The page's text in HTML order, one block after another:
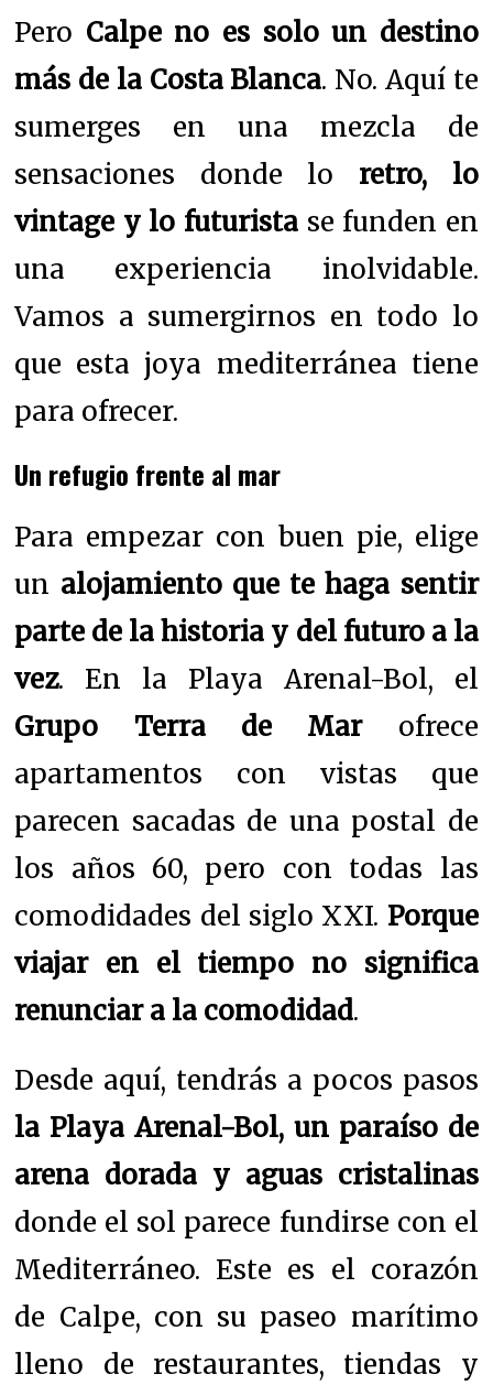
Pero Calpe no es solo un destino
más de la Costa Blanca. No. Aquí te
sumerges en una mezcla de
sensaciones donde lo retro, lo
vintage y lo futurista se funden en
una experiencia inolvidable.
Vamos a sumergirnos en todo lo
que esta joya mediterránea tiene
para ofrecer.
Un refugio frente al mar
Para empezar con buen pie, elige
un alojamiento que te haga sentir
parte de la historia y del futuro a la
vez. En la Playa Arenal-Bol, el
Grupo Terra de Marofrece
apartamentos con vistas que
parecen sacadas de una postal de
los años 60, pero con todas las
comodidades del siglo XXI. Porque
viajar en el tiempo no significa
renunciar a la comodidad.
Desde aquí, tendrás a pocos pasos
la Playa Arenal-Bol, un paraíso de
arena dorada y aguas cristalinas
donde el sol parece fundirse con el
Mediterráneo. Este es el corazón
de Calpe, con su paseo marítimo
lleno de restaurantes, tiendas y